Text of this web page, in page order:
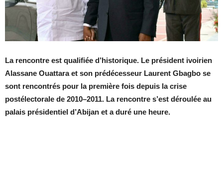
La rencontre est qualifiée d’historique. Le président ivoirien
Alassane Ouattara et son prédécesseur Laurent Gbagbo se
sont rencontrés pour la première fois depuis la crise
postélectorale de 2010–2011. La rencontre s’est déroulée au
palais présidentiel d’Abijan et a duré une heure.